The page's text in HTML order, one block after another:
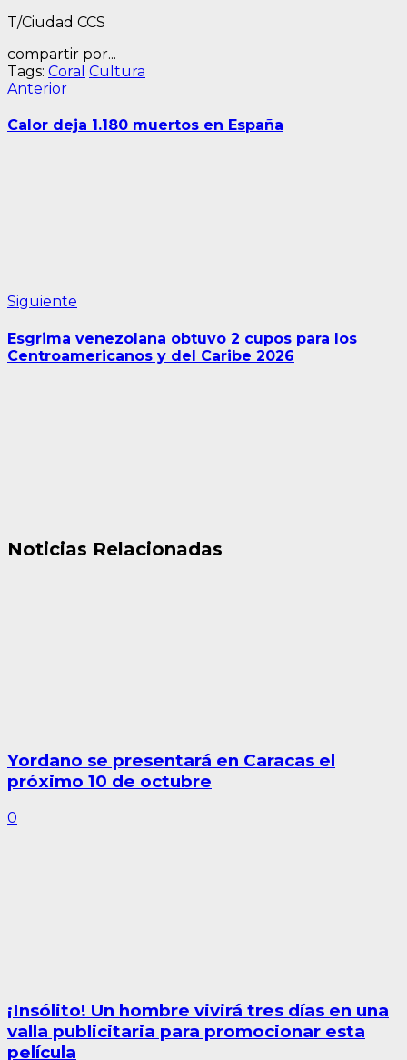
T/Ciudad CCS
compartir por...
Tags: Coral Cultura
Navegación
de
AnteriorEntrada
Calor deja 1.180 muertos en España
Siguiente
Esgrima venezolana obtuvo 2 cupos para los
Centroamericanos y del Caribe 2026
Noticias Relacionadas
Yordano se presentará en Caracas el
próximo 10 de octubre
0
¡Insólito! Un hombre vivirá tres días en una
valla publicitaria para promocionar esta
película